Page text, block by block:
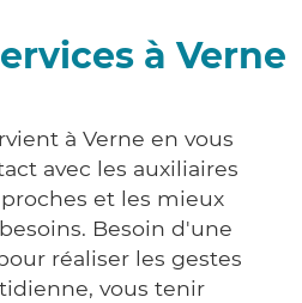
à Verne
à Verne en vous
avec les auxiliaires
et les mieux
Besoin d'une
réaliser les gestes
vous tenir